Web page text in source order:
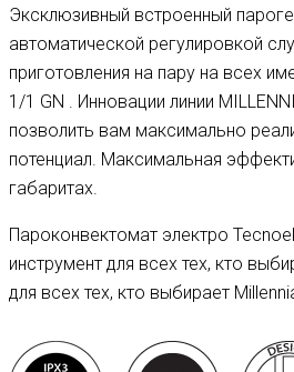
Эксклюзивный встроенный
автоматической регулировкой
приготовления на пару на всех
1/1 GN . Инновации линии
позволить вам максимально
потенциал. Максимальная
габаритах.
Пароконвектомат электро
инструмент для всех тех, кто
для всех тех, кто выбирает